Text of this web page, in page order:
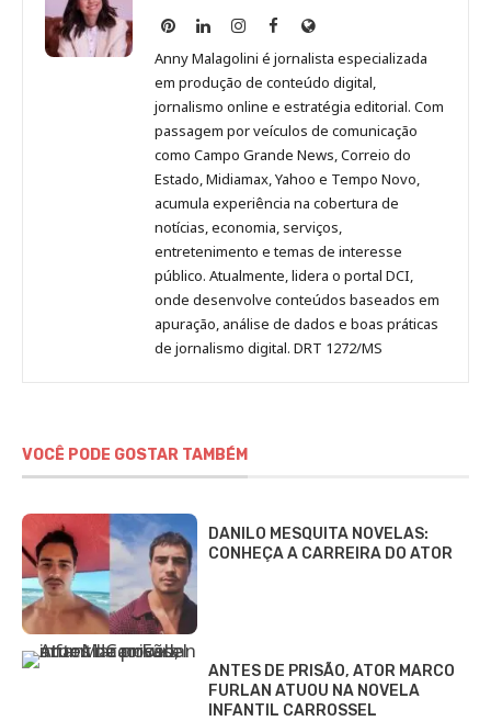
Anny
Malagolini
no
Pinterest
Anny
Malagolini
no
LinkedIn
Anny
Malagolini
no
Instagram
Anny
Malagolini
no
Facebook
Site
de
Anny
Malagolini
Anny Malagolini é jornalista especializada
em produção de conteúdo digital,
jornalismo online e estratégia editorial. Com
passagem por veículos de comunicação
como Campo Grande News, Correio do
Estado, Midiamax, Yahoo e Tempo Novo,
acumula experiência na cobertura de
notícias, economia, serviços,
entretenimento e temas de interesse
público. Atualmente, lidera o portal DCI,
onde desenvolve conteúdos baseados em
apuração, análise de dados e boas práticas
de jornalismo digital. DRT 1272/MS
VOCÊ PODE GOSTAR TAMBÉM
DANILO MESQUITA NOVELAS:
CONHEÇA A CARREIRA DO ATOR
ANTES DE PRISÃO, ATOR MARCO
FURLAN ATUOU NA NOVELA
INFANTIL CARROSSEL